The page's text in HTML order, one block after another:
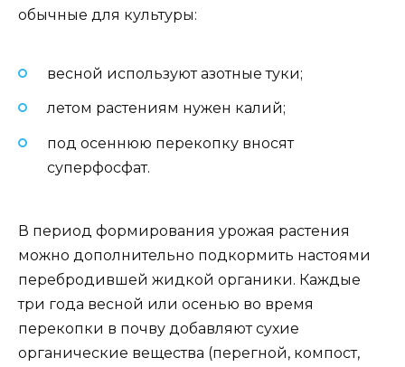
обычные для культуры:
весной используют азотные туки;
летом растениям нужен калий;
под осеннюю перекопку вносят
суперфосфат.
В период формирования урожая растения
можно дополнительно подкормить настоями
перебродившей жидкой органики. Каждые
три года весной или осенью во время
перекопки в почву добавляют сухие
органические вещества (перегной, компост,